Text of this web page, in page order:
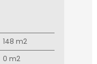
148 m2
0 m2